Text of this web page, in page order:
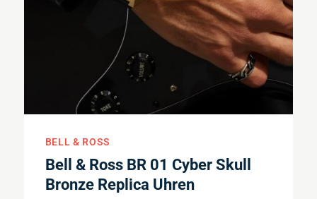
BELL & ROSS
Bell & Ross BR 01 Cyber Skull
Bronze Replica Uhren